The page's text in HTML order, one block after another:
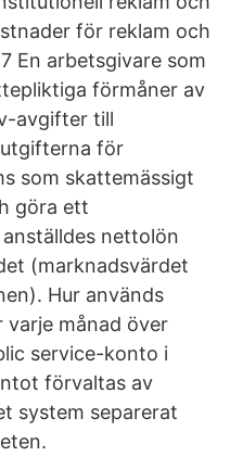
för reklam och
En arbetsgivare som
förmåner av
avgifter till
för
som skattemässigt
göra ett
nettolön
(marknadsvärdet
Hur används
månad över
service-konto i
förvaltas av
system separerat